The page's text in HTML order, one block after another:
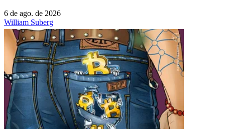
6 de ago. de 2026
William Suberg